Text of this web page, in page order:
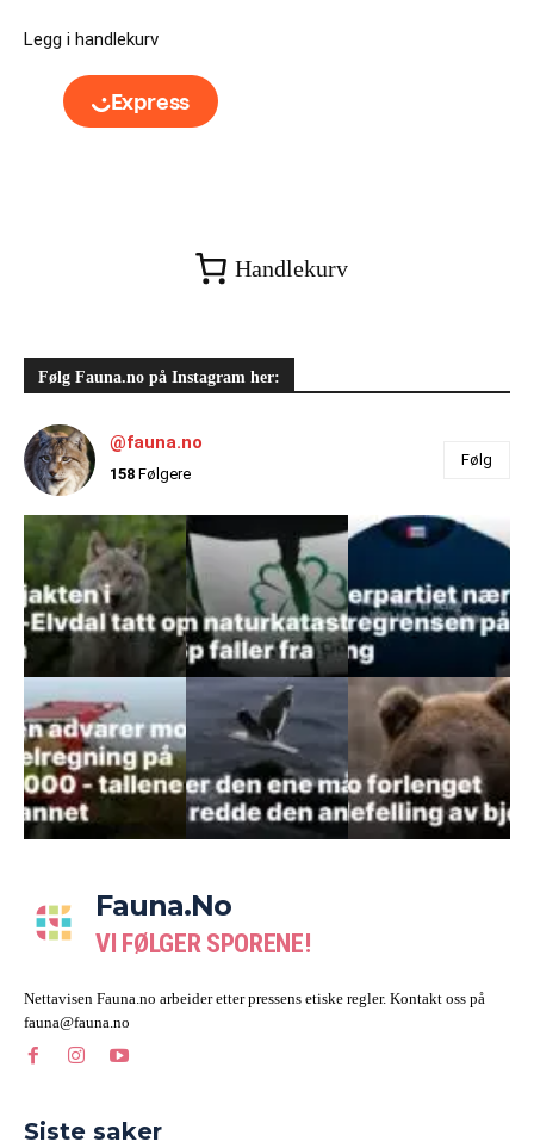
Legg i handlekurv
Handlekurv
Følg Fauna.no på Instagram her:
@fauna.no
158 Følgere
Følg
Fauna.no
VI FØLGER SPORENE!
Nettavisen Fauna.no arbeider etter pressens etiske regler. Kontakt oss på
fauna@fauna.no
Siste saker